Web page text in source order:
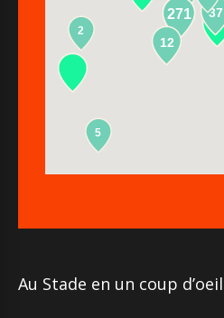
271 37
2
5
12
Au Stade en un coup d’oeil